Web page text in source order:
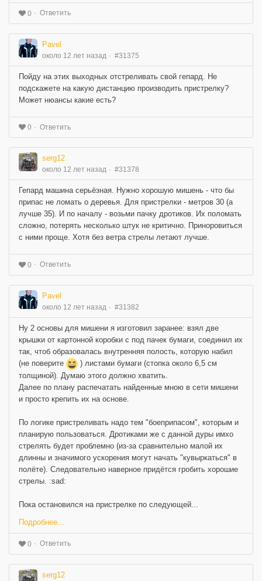
0 Ответить
Pavel
около 12 лет назад #31375
Пойду на этих выходных отстреливать свой гепард. Не
подскажете на какую дистанцию производить пристрелку?
Может нюансы какие есть?
0 Ответить
serg12
около 12 лет назад #31378
Гепард машина серьёзная. Нужно хорошую мишень - что бы
припас не ломать о деревья. Для пристрелки - метров 30 (а
лучше 35). И по началу - возьми пачку дротиков. Их поломать
сложно, потерять несколько штук не критично. Приноровиться
с ними проще. Хотя без ветра стрелы летают лучше.
0 Ответить
Pavel
около 12 лет назад #31382
Ну 2 основы для мишени я изготовил заранее: взял две
крышки от картонной коробки с под пачек бумаги, соединил их
так, чтоб образовалась внутренняя полость, которую набил
(не поверите
) листами бумаги (стопка около 6,5 см
толщиной). Думаю этого должно хватить.
Далее по плану распечатать найденные мною в сети мишени
и просто крепить их на основе.
По логике пристреливать надо тем "боеприпасом", которым и
планирую пользоваться. Дротиками же с данной дуры имхо
стрелять будет проблемно (из-за сравнительно малой их
длинны и значимого ускорения могут начать "кувыркаться" в
полёте). Следовательно наверное придётся гробить хорошие
стрелы. :sad:
Пока остановился на пристрелке по следующей...
Подробнее...
0 Ответить
serg12